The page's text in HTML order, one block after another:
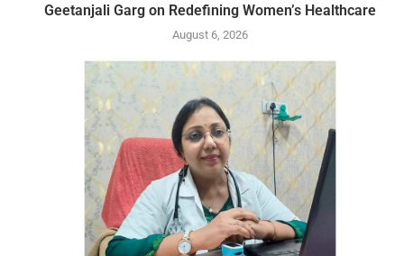
Geetanjali Garg on Redefining Women’s Healthcare
August 6, 2026